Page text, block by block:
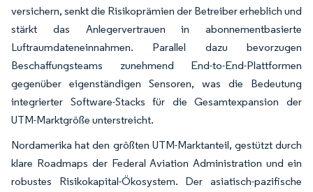
versichern, senkt die Risikoprämien der Betreiber erheblich und
stärkt das Anlegervertrauen in abonnementbasierte
Luftraumdateneinnahmen. Parallel dazu bevorzugen
Beschaffungsteams zunehmend End-to-End-Plattformen
gegenüber eigenständigen Sensoren, was die Bedeutung
integrierter Software-Stacks für die Gesamtexpansion der
UTM-Marktgröße unterstreicht.
Nordamerika hat den größten UTM-Marktanteil, gestützt durch
klare Roadmaps der Federal Aviation Administration und ein
robustes Risikokapital-Ökosystem. Der asiatisch-pazifische